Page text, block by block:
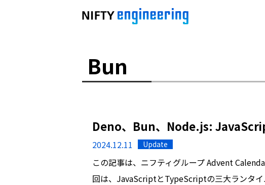
Bun
Deno、Bun、Node.js:
2024.12.11 Update
この記事は、ニフティグループ Advent
回は、JavaScriptとTypeScriptの三大ランタ